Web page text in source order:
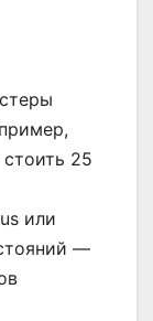
25
или
—